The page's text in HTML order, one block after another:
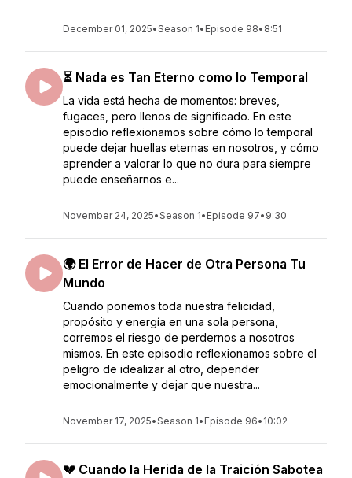
December 01, 2025•Season 1• Episode 98• 8:51
⏳ Nada es Tan Eterno como lo Temporal
La vida está hecha de momentos: breves,
fugaces, pero llenos de significado. En este
episodio reflexionamos sobre cómo lo temporal
puede dejar huellas eternas en nosotros, y cómo
aprender a valorar lo que no dura para siempre
puede enseñarnos e...
November 24, 2025•Season 1• Episode 97• 9:30
🌍 El Error de Hacer de Otra Persona Tu
Mundo
Cuando ponemos toda nuestra felicidad,
propósito y energía en una sola persona,
corremos el riesgo de perdernos a nosotros
mismos. En este episodio reflexionamos sobre el
peligro de idealizar al otro, depender
emocionalmente y dejar que nuestra...
November 17, 2025•Season 1• Episode 96• 10:02
💔 Cuando la Herida de la Traición Sabotea